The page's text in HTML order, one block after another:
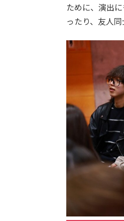
ために、演出
ったり、友人